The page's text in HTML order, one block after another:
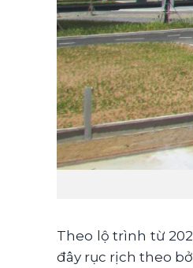
Theo lộ trình từ
đây rục rịch theo